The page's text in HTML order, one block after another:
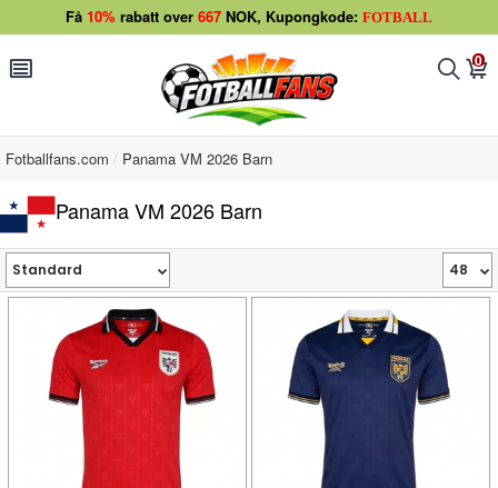
Få 10% rabatt over 667 NOK, Kupongkode: FOTBALL
󰂩 󰂨 0
󰃦
Fotballfans.com Panama VM 2026 Barn
Panama VM 2026 Barn